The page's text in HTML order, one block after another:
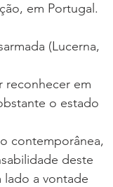
em Portugal.
(Lucerna,
reconhecer em
o estado
contemporânea,
deste
lado a vontade